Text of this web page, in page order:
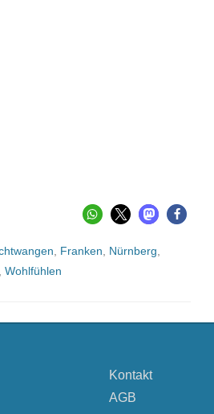
Franken Nürnberg
Wohlfühlen
Kontakt
AGB